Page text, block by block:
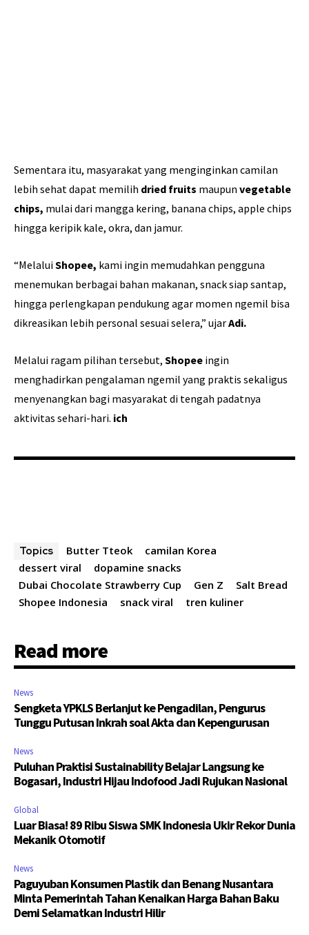
Sementara itu, masyarakat yang menginginkan camilan
lebih sehat dapat memilih dried fruits maupun vegetable
chips, mulai dari mangga kering, banana chips, apple chips
hingga keripik kale, okra, dan jamur.
“MelaluiShopee, kami ingin memudahkan pengguna
menemukan berbagai bahan makanan, snack siap santap,
hingga perlengkapan pendukung agar momen ngemil bisa
dikreasikan lebih personal sesuai selera,” ujarAdi.
Melalui ragam pilihan tersebut, Shopee ingin
menghadirkan pengalaman ngemil yang praktis sekaligus
menyenangkan bagi masyarakat di tengah padatnya
aktivitas sehari-hari. ich
Topics Butter Tteok
camilan Korea
dessert viral
dopamine snacks
Dubai Chocolate Strawberry Cup
Gen Z
Salt Bread
Shopee Indonesia
snack viral tren kuliner
Read more
News
Sengketa YPKLS Berlanjut ke Pengadilan, Pengurus
Tunggu Putusan Inkrah soal Akta dan Kepengurusan
News
Puluhan Praktisi Sustainability Belajar Langsung ke
Bogasari, Industri Hijau Indofood Jadi Rujukan Nasional
Global
Luar Biasa! 89 Ribu Siswa SMK Indonesia Ukir Rekor Dunia
Mekanik Otomotif
News
Paguyuban Konsumen Plastik dan Benang Nusantara
Minta Pemerintah Tahan Kenaikan Harga Bahan Baku
Demi Selamatkan Industri Hilir